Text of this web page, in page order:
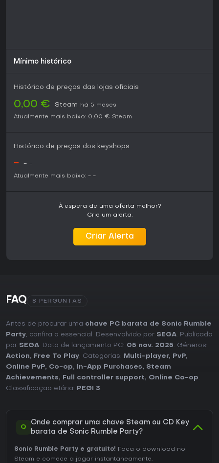
Mínimo histórico
Histórico de preços das lojas oficiais
0,00 € Steam
há 5 meses
Atualmente mais baixo: 0,00 € Steam
Histórico de preços dos keyshops
- - -
Atualmente mais baixo: - -
À espera de uma oferta melhor?
Crie um alerta.
Criar Alerta
FAQ 8 PERGUNTAS
Antes de procurar uma chave PC barata de Sonic Rumble
Party, confira o essencial. Desenvolvido por SEGA. Publicado
por SEGA. Data de lançamento PC: 05 nov. 2025. Géneros:
Action, Free To Play. Categorias: Multi-player, PvP,
Online PvP, Co-op, In-App Purchases, Steam
Achievements, Full controller support, Online Co-op.
Classificação etária:
PEGI 3.
Q
Onde comprar uma chave Steam ou CD Key
barata de Sonic Rumble Party?
Sonic Rumble Party e gratuito! Faca o download no
Steam e comece a jogar instantaneamente.